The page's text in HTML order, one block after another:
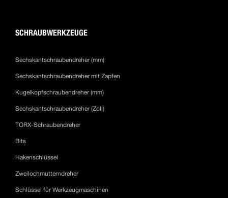
SCHRAUBWERKZEUGE
Sechskantschraubendreher (mm)
Sechskantschraubendreher mit Zapfen
Kugelkopfschraubendreher (mm)
Sechskantschraubendreher (Zoll)
TORX-Schraubendreher
Bits
Hakenschlüssel
Zweilochmutterndreher
Schlüssel für Werkzeugmaschinen